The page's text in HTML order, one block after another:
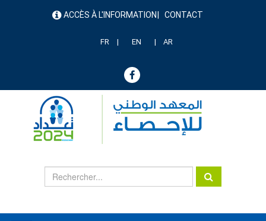
menu ACCÈS À L'INFORMATION CONTACT
FR EN AR